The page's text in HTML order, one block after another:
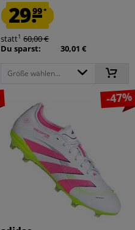
29.99*
statt1 60,00 €
Du sparst:
30,01 €
Größe wählen...
-47%